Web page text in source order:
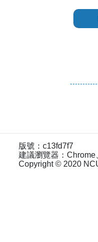
版號：c13fd7f7
建議瀏覽器：Chrome
Copyright © 2020